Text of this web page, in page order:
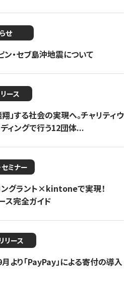
せ
・セブ島沖地震について
ース
」する社会の実現へ。チャリティウ
ィングで行う12団体...
セミナー
ングラント×kintoneで実現！
ス完全ガイド
リース
より「PayPay」による寄付の導入